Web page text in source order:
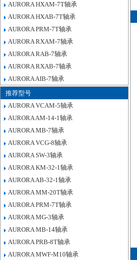
AURORA HXAM-7T轴承
AURORA HXAB-7T轴承
AURORA PRM-7T轴承
AURORA RXAM-7轴承
AURORA RAB-7轴承
AURORA RXAB-7轴承
AURORA AIB-7轴承
推荐型号
AURORA VCAM-5轴承
AURORA AM-14-1轴承
AURORA MB-7轴承
AURORA VCG-8轴承
AURORA SW-3轴承
AURORA KM-32-1轴承
AURORA AB-32-1轴承
AURORA MM-20T轴承
AURORA PRM-7T轴承
AURORA MG-3轴承
AURORA MB-14轴承
AURORA PRB-8T轴承
AURORA MWF-M10轴承